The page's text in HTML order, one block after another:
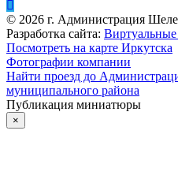
© 2026 г. Администрация
Разработка сайта:
Посмотреть на карте Иркутска
Фотографии компании
Найти проезд до
муниципального района
Публикация миниатюры
×